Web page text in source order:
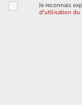
Je reconnais
d'utilisation du